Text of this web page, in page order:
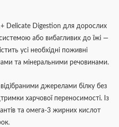
Delicate Digestion для дорослих
або вибагливих до їжі —
усі необхідні поживні
та мінеральними речовинами.
джерелами білку без
харчової переносимості. Із
та омега-3 жирних кислот